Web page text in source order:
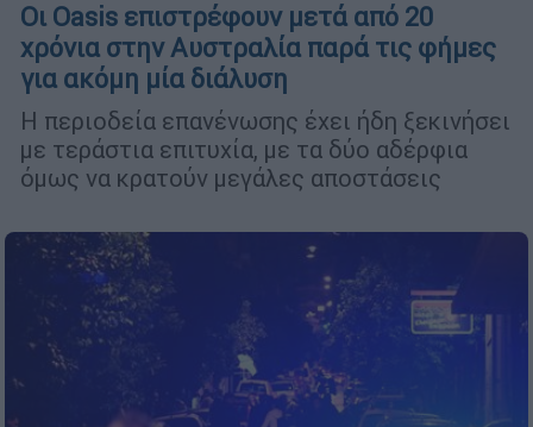
Οι Oasis επιστρέφουν μετά από 20
χρόνια στην Αυστραλία παρά τις φήμες
για ακόμη μία διάλυση
Η περιοδεία επανένωσης έχει ήδη ξεκινήσει
με τεράστια επιτυχία, με τα δύο αδέρφια
όμως να κρατούν μεγάλες αποστάσεις